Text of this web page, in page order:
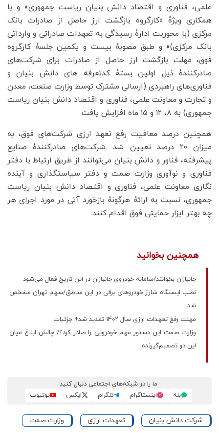
علمی، فناوری و اقتصاد دانش بنیان ریاست جمهوری» و با
همکاری ویژۀ «کارگروه بازگشت ارز حاصل از صادرات بانک
مرکزی (با محوریت ادارۀ رسیدگی به تعهدات صادراتی و وارداتی
بانک مرکزی)» و طبق مصوبۀ بیست و یکمین جلسۀ کارگروه
فوق، مهلت بازگشت ارز حاصل از صادرات برای شرکت‌های
صادرکنندۀ ذیل اولین بستۀ کدتعرفه های دانش بنیان و
فناوری‌های راهبردی (ارسالی مشترک توسط وزارت صنعت، معدن
و تجارت و معاونت علمی، فناوری و اقتصاد دانش بنیان ریاست
جمهوری) به ۸، ۱۲ و ۱۵ ماه افزایش یافت.
همچنین درصد معافیت رفع تعهد ارزی شرکت‌های فوق، به
میزان ۲۰ درصد تعیین شد. شرکت‌های صادرکنندۀ صنایع
پیشرفته، فناور و دانش بنیان می‌توانند از طریق ارتباط با دفتر
فناوری و نوآوری وزارت صمت و دفتر سیاستگذاری و آینده
نگاری معاونت علمی، فناوری و اقتصاد دانش بنیان ریاست
جمهوری، نسبت به ارائۀ هرگونۀ بازخورد آتی در مورد اجرای هر
چه بهتر ابزار حمایتی فوق اقدام کنند.
همچنین بخوانید
جانبازان بخوانند/سامانه خودروی جانبازان در این تاریخ فعال می‌شود
نصب ایستگاه شارژ خودروهای برقی در این مناطق/سهم تهران مشخص
شد
مهلت رفع تعهدات ارزی سال ۱۴۰۲ تمدید شد+ جزئیات
وزارت صمت این دستور مهم خودرویی را صادر کرد؟/ چالش ابلاغ میان
این دو تصمیم‌گیرنده
ما را در شبکه‌های اجتماعی دنبال کنید
بله
اینستاگرام تلگرام ایکس یوتیوب
شرکت دانش بنیان تعهدات ارزی وزارت صمت